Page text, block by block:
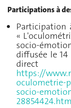
Participations à
Participation
«
socio-
diffusée le 14
direct
https://
oculometrie-
socio-